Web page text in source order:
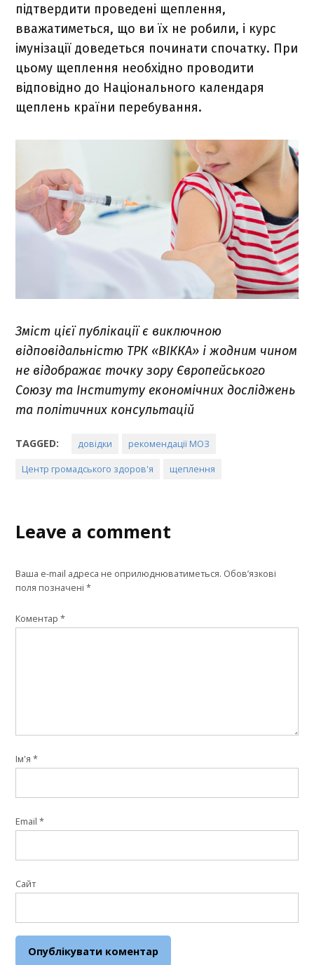
підтвердити проведені щеплення,
вважатиметься, що ви їх не робили, і курс
імунізації доведеться починати спочатку. При
цьому щеплення необхідно проводити
відповідно до Національного календаря
щеплень країни перебування.
Зміст цієї публікації є виключною
відповідальністю ТРК «ВІККА» і жодним чином
не відображає точку зору Європейського
Союзу та Інституту економічних досліджень
та політичних консультацій
TAGGED: довідки рекомендації МОЗ
Центр громадського здоров'я щеплення
Leave a comment
Ваша e-mail адреса не оприлюднюватиметься. Обов’язкові
поля позначені*
Коментар*
Ім'я*
Email*
Сайт